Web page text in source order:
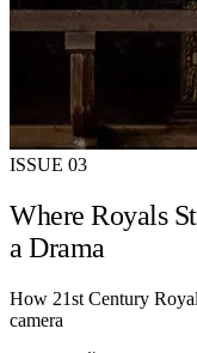
ISSUE 03
Where Royals
a Drama
How 21st Century
camera